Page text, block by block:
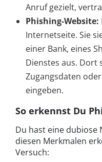
Anruf gezielt,
Phishing-Website:
Internetseite. Sie
einer Bank, eines
Dienstes aus. Dort
Zugangsdaten
eingeben.
So erkennst Du
Du hast eine dubiose
diesen Merkmalen
Versuch: